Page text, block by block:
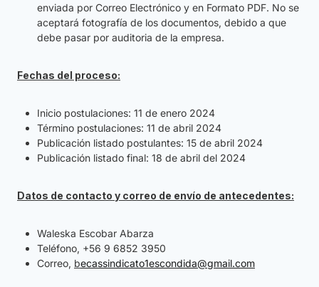
enviada por Correo Electrónico y en Formato PDF. No se
aceptará fotografía de los documentos, debido a que
debe pasar por auditoria de la empresa.
Fechas del proceso:
Inicio postulaciones: 11 de enero 2024
Término postulaciones: 11 de abril 2024
Publicación listado postulantes: 15 de abril 2024
Publicación listado final: 18 de abril del 2024
Datos de contacto y correo de envío de antecedentes:
Waleska Escobar Abarza
Teléfono, +56 9 6852 3950
Correo, becassindicato1escondida@gmail.com